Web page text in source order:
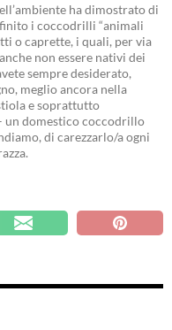
ha dimostrato di
i coccodrilli “animali
o caprette, i quali, per via
non essere nativi dei
sempre desiderato,
meglio ancora nella
e soprattutto
un domestico coccodrillo
di carezzarlo/a ogni